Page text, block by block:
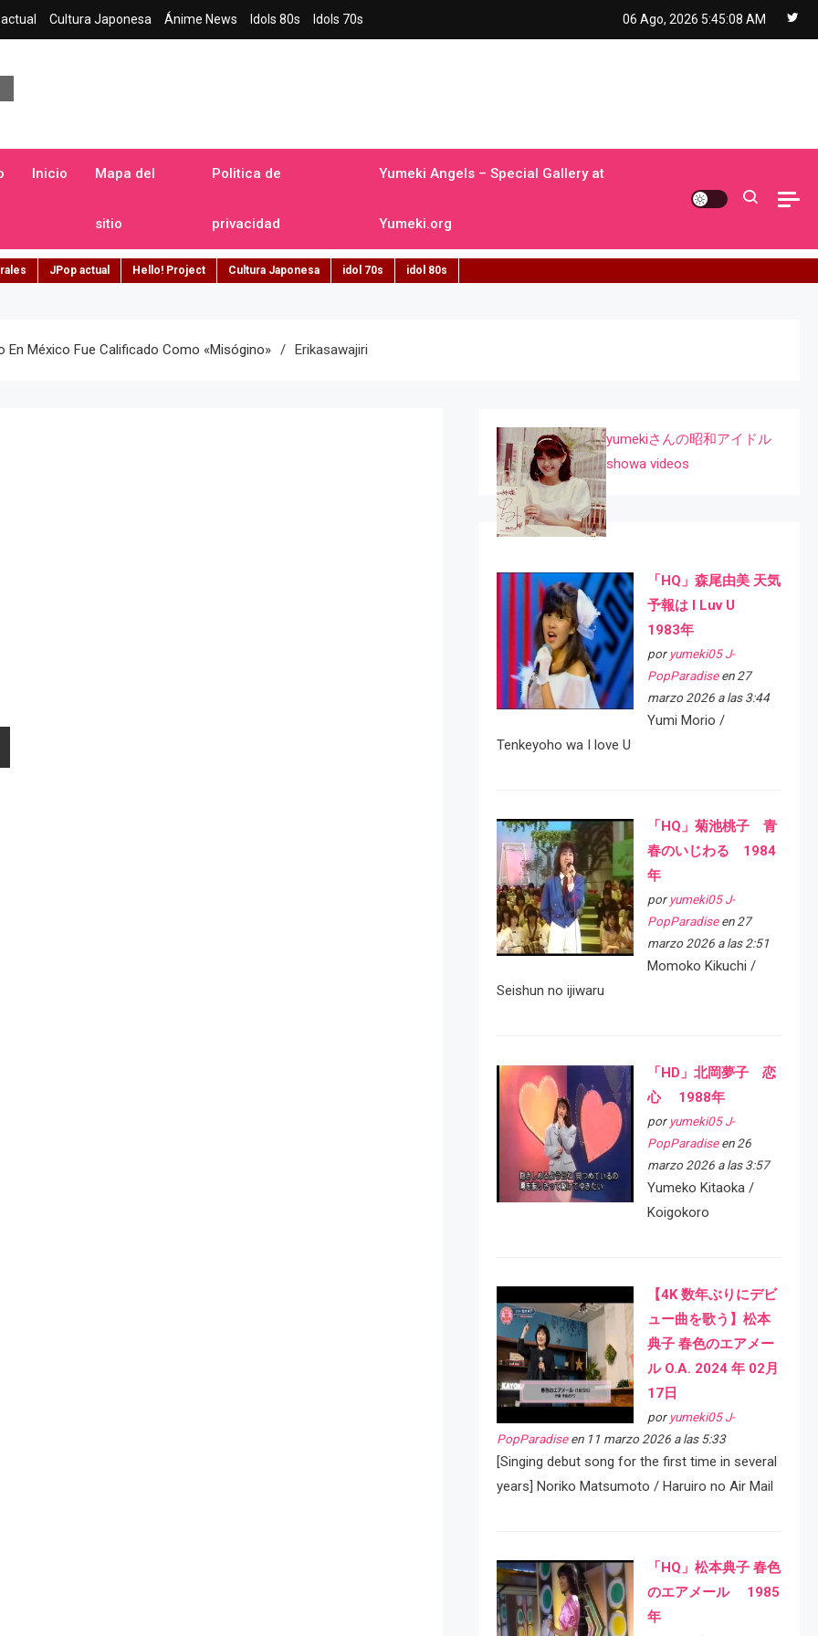
Cultura Japonesa Ánime News Idols 80s Idols 70s 06 Ago, 2026 5:45:09 AM
Inicio Mapa del
sitio
Politica de
privacidad
Yumeki Angels – Special Gallery at
Yumeki.org
JPop actual Hello! Project Cultura Japonesa idol 70s idol 80s
México Fue Calificado Como «misógino» Erikasawajiri
yumekiさんの昭和アイドル
showa videos
「HQ」森尾由美 天気
予報は I Luv U
1983年
por yumeki05 J-
PopParadiseen 27
marzo 2026 a las 3:44
Yumi Morio /
Tenkeyoho wa I love U
「HQ」菊池桃子 青
春のいじわる 1984
年
por yumeki05 J-
PopParadiseen 27
marzo 2026 a las 2:51
Momoko Kikuchi /
Seishun no ijiwaru
「HD」北岡夢子 恋
心 1988年
por yumeki05 J-
PopParadiseen 26
marzo 2026 a las 3:57
Yumeko Kitaoka /
Koigokoro
【4K 数年ぶりにデビ
ュー曲を歌う】松本
典子 春色のエアメー
ル O.A. 2024 年 02月
17日
por yumeki05 J-
PopParadiseen 11 marzo 2026 a las 5:33
[Singing debut song for the first time in several
years] Noriko Matsumoto / Haruiro no Air Mail
「HQ」松本典子 春色
のエアメール 1985
年